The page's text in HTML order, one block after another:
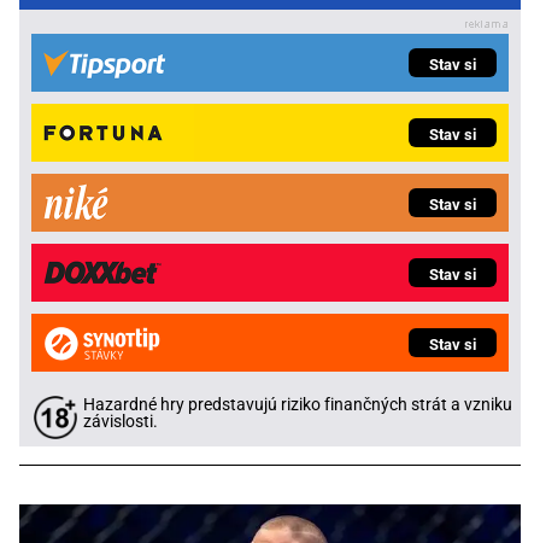
Stav si
Stav si
Stav si
Stav si
Stav si
Hazardné hry predstavujú riziko finančných strát a vzniku
závislosti.